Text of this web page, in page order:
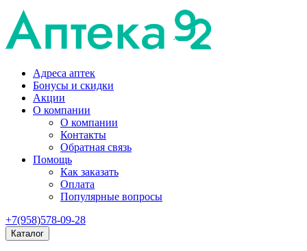
Адреса аптек
Бонусы и скидки
Акции
О компании
О компании
Контакты
Обратная связь
Помощь
Как заказать
Оплата
Популярные вопросы
+7(958)578-09-28
Каталог